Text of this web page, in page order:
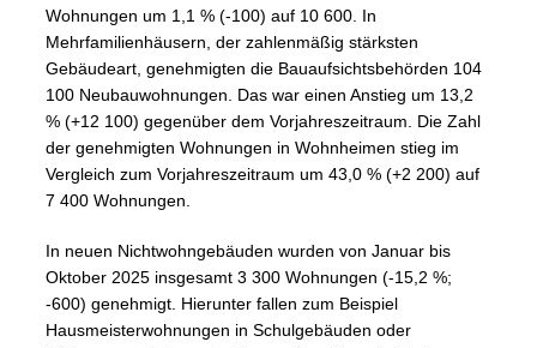
Wohnungen um 1,1 % (-100) auf 10 600. In
Mehrfamilienhäusern, der zahlenmäßig stärksten
Gebäudeart, genehmigten die Bauaufsichtsbehörden 104
100 Neubauwohnungen. Das war einen Anstieg um 13,2
% (+12 100) gegenüber dem Vorjahreszeitraum. Die Zahl
der genehmigten Wohnungen in Wohnheimen stieg im
Vergleich zum Vorjahreszeitraum um 43,0 % (+2 200) auf
7 400 Wohnungen.
In neuen Nichtwohngebäuden wurden von Januar bis
Oktober 2025 insgesamt 3 300 Wohnungen (-15,2 %;
-600) genehmigt. Hierunter fallen zum Beispiel
Hausmeisterwohnungen in Schulgebäuden oder